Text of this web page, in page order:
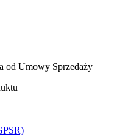
od Umowy Sprzedaży